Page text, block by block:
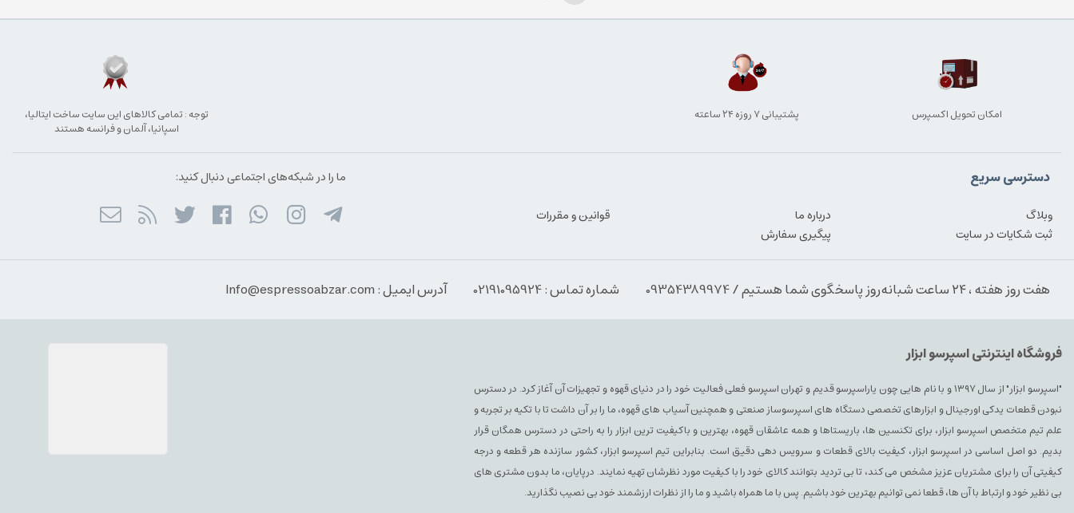
امکان تحویل اکسپرس پشتیبانی ۷ روزه ۲۴ ساعته
توجه : تمامی کالاهای این سایت ساخت ایتالیا،
اسپانیا، آلمان و فرانسه هستند
دسترسی سریع
وبلاگ درباره ما
قوانین و مقررات
ثبت شکایات در سایت
پیگیری سفارش
ما را در شبکه‌های اجتماعی دنبال کنید:
هفت روز هفته ، ۲۴ ساعت شبانه‌روز پاسخگوی شما هستیم / 09354389974 شماره تماس : 02191095924 آدرس ایمیل : Info@espressoabzar.com
فروشگاه اینترنتی اسپرسو ابزار
"اسپرسو ابزار" از سال ۱۳۹۷ و با نام هایی چون یاراسپرسو قدیم و تهران اسپرسو فعلی فعالیت خود را در دنیای قهوه و تجهیزات آن آغاز کرد. در دسترس
نبودن قطعات یدکی اورجینال و ابزارهای تخصصی دستگاه های اسپرسوساز صنعتی و همچنین آسیاب های قهوه، ما را بر آن داشت تا با تکیه بر تجربه و
علم تیم متخصص اسپرسو ابزار، برای تکنسین ها، باریستاها و همه عاشقان قهوه، بهترین و باکیفیت ترین ابزار را به راحتی در دسترس همگان قرار
بدیم. دو اصل اساسی در اسپرسو ابزار، کیفیت بالای قطعات و سرویس دهی دقیق است. بنابراین تیم اسپرسو ابزار، کشور سازنده هر قطعه و درجه
کیفیتی آن را برای مشتریان عزیز مشخص می کند، تا بی تردید بتوانند کالای خود را با کیفیت مورد نظرشان تهیه نمایند. درپایان، ما بدون مشتری های
بی نظیر خود و ارتباط با آن ها، قطعا نمی توانیم بهترین خود باشیم. پس با ما همراه باشید و ما را از نظرات ارزشمند خود بی نصیب نگذارید.